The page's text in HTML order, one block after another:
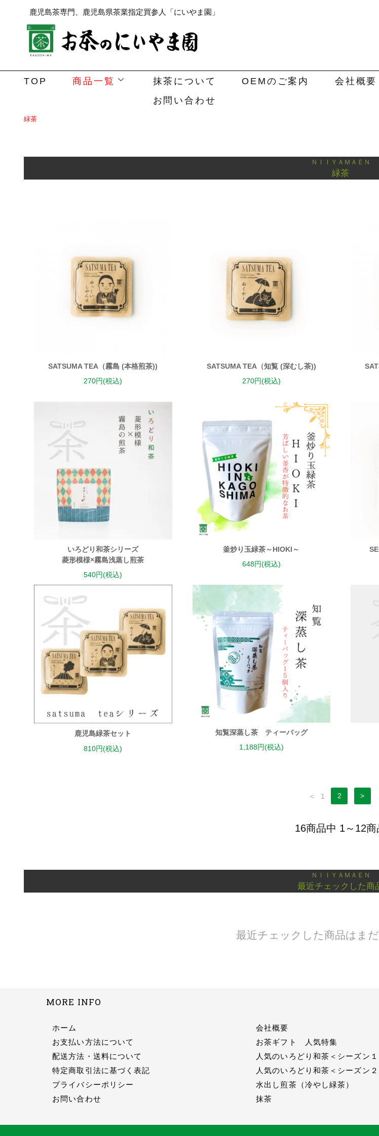
鹿児島茶専門、鹿児島県茶業指定買参人「にいやま園」
TOP 商品一覧 抹茶について OEMのご案内 会社概要
お問い合わせ
緑茶
ＮＩＩＹＡＭＡＥＮ
緑茶
SATSUMA TEA（霧島 (本格煎茶))
270円(税込)
SATSUMA TEA（知覧 (深むし茶))
270円(税込)
いろどり和茶シリーズ
菱形模様×霧島浅蒸し煎茶
540円(税込)
釜炒り玉緑茶～HIOKI～
648円(税込)
鹿児島緑茶セット
810円(税込)
知覧深蒸し茶 ティーバッグ
1,188円(税込)
< 1 2 >
16商品中 1～12商
ＮＩＩＹＡＭＡＥＮ
最近チェックした商
最近チェックした商品はまだ
MORE INFO
ホーム
お支払い方法について
配送方法・送料について
特定商取引法に基づく表記
プライバシーポリシー
お問い合わせ
会社概要
お茶ギフト 人気特集
人気のいろどり和茶＜シーズン１
人気のいろどり和茶＜シーズン２
水出し煎茶（冷やし緑茶）
抹茶